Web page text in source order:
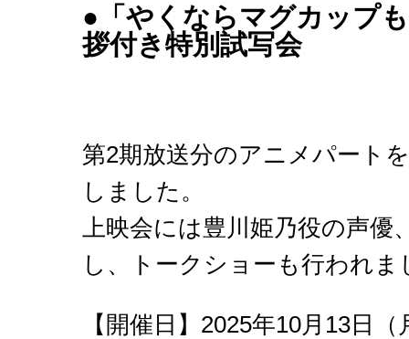
●「やくならマグカップ
拶付き特別試写会
第2期放送分のアニメパート
しました。
上映会には豊川姫乃役の声
し、トークショーも行われま
【開催日】2025年10月13日